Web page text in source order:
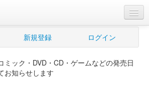
新規登録 ログイン
ミック・DVD・CD・ゲームなどの発売日
お知らせします